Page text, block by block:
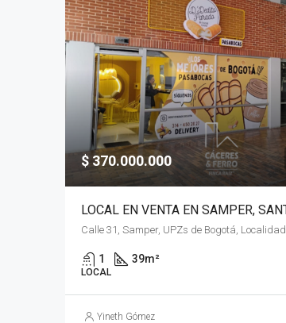
$ 370.000.000
1 39m²
LOCAL
Yineth Gómez